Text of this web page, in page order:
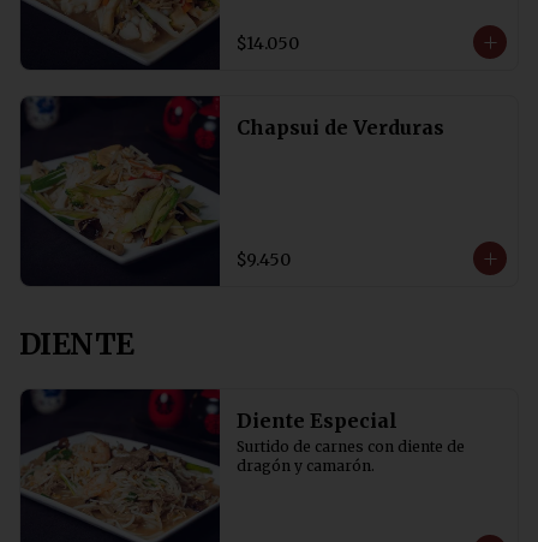
$14.050
Chapsui de Verduras
$9.450
DIENTE
Diente Especial
Surtido de carnes con diente de
dragón y camarón.